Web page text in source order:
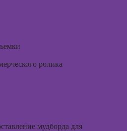
ролика
мудборда для